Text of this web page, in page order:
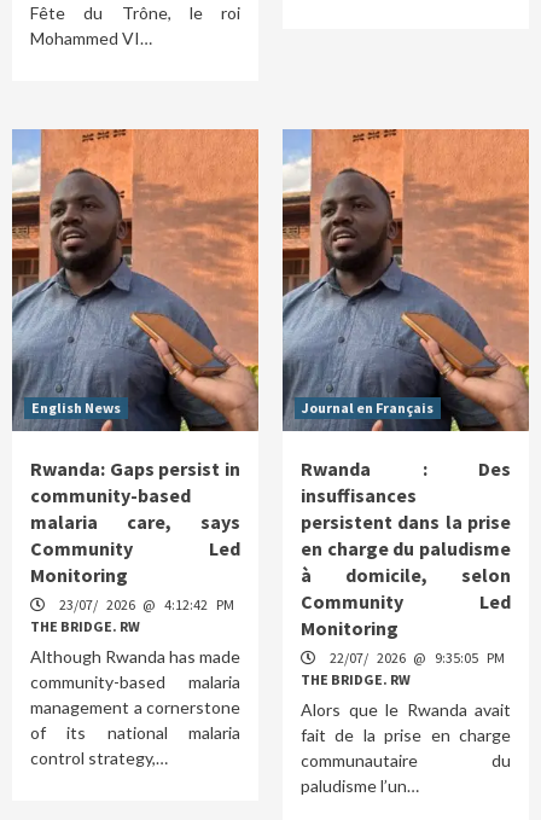
Fête du Trône, le roi
Mohammed VI…
English News
Rwanda: Gaps persist in
community-based
malaria care, says
Community Led
Monitoring
23/07/ 2026 @ 4:12:42 PM
THE BRIDGE. RW
Although Rwanda has made
community-based malaria
management a cornerstone
of its national malaria
control strategy,…
Journal en Français
Rwanda : Des
insuffisances
persistent dans la prise
en charge du paludisme
à domicile, selon
Community Led
Monitoring
22/07/ 2026 @ 9:35:05 PM
THE BRIDGE. RW
Alors que le Rwanda avait
fait de la prise en charge
communautaire du
paludisme l’un…